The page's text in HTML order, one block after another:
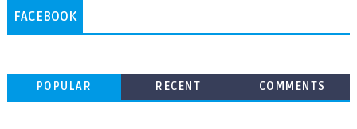
FACEBOOK
POPULAR RECENT COMMENTS